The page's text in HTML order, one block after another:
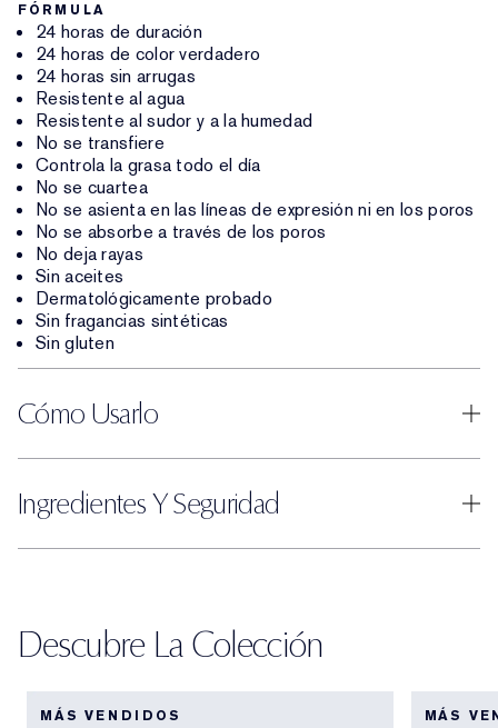
FÓRMULA
24 horas de duración
24 horas de color verdadero
24 horas sin arrugas
Resistente al agua
Resistente al sudor y a la humedad
No se transfiere
Controla la grasa todo el día
No se cuartea
No se asienta en las líneas de expresión ni en los poros
No se absorbe a través de los poros
No deja rayas
Sin aceites
Dermatológicamente probado
Sin fragancias sintéticas
Sin gluten
Cómo Usarlo
Ingredientes Y Seguridad
Descubre La Colección
MÁS VENDIDOS
MÁS